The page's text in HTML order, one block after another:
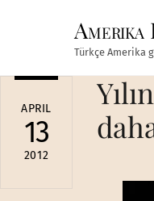
Türkçe Amerika
APRIL
13
2012